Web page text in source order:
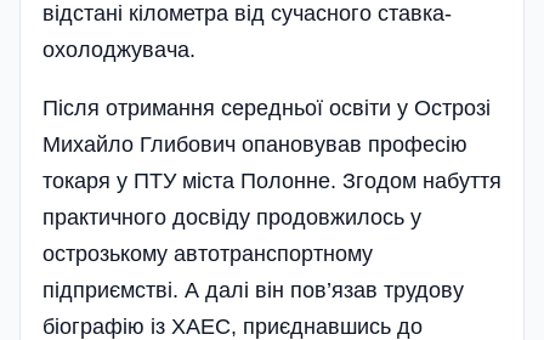
відстані кілометра від сучасного ставка-
охолоджувача.
Після отримання середньої освіти у Острозі
Михайло Глибович опановував професію
токаря у ПТУ міста Полонне. Згодом набуття
практичного досвіду продовжилось у
острозькому автотранспортному
підприємстві. А далі він пов’язав трудову
біографію із ХАЕС, приєднавшись до